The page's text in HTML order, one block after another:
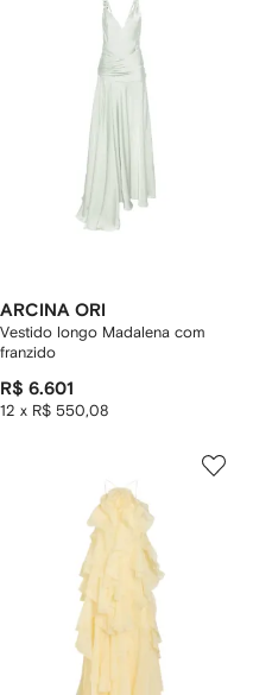
ARCINA ORI
Vestido longo Madalena com
franzido
R$ 6.601
12 x R$ 550,08